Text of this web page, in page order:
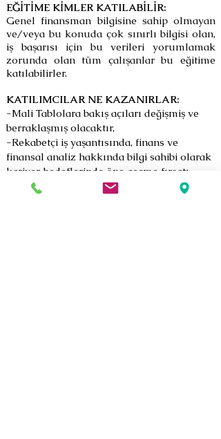
EĞİTİME KİMLER KATILABİLİR:
Genel finansman bilgisine sahip olmayan
ve/veya bu konuda çok sınırlı bilgisi olan,
iş başarısı için bu verileri yorumlamak
zorunda olan tüm çalışanlar bu eğitime
katılabilirler.
KATILIMCILAR NE KAZANIRLAR:
-Mali Tablolara bakış açıları değişmiş ve
berraklaşmış olacaktır,
-Rekabetçi iş yaşantısında, finans ve
finansal analiz hakkında bilgi sahibi olarak
kariyer hedeflerinde öne geçme fırsatı
yakalayacaklardır.